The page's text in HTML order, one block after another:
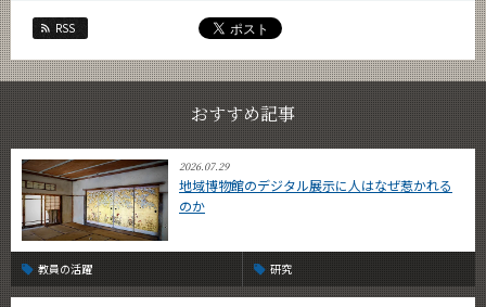
RSS
おすすめ記事
2026.07.29
地域博物館のデジタル展示に人はなぜ惹かれる
のか
教員の活躍 研究